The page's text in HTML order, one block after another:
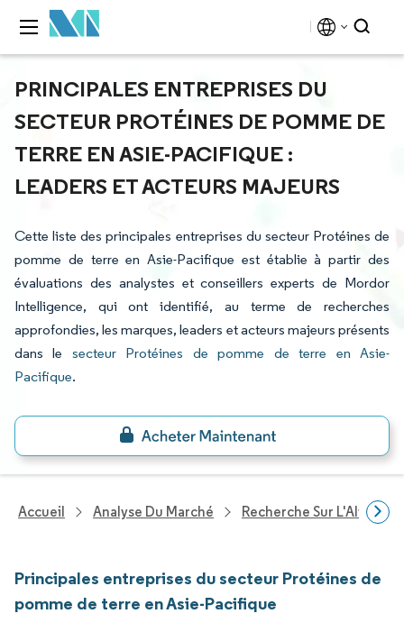
PRINCIPALES ENTREPRISES DU
SECTEUR PROTÉINES DE POMME DE
TERRE EN ASIE-PACIFIQUE :
LEADERS ET ACTEURS MAJEURS
Cette liste des principales entreprises du secteur Protéines de
pomme de terre en Asie-Pacifique est établie à partir des
évaluations des analystes et conseillers experts de Mordor
Intelligence, qui ont identifié, au terme de recherches
approfondies, les marques, leaders et acteurs majeurs présents
dans le secteur Protéines de pomme de terre en Asie-
Pacifique.
Accueil Analyse Du Marché Recherche Sur
Principales entreprises du secteur Protéines de
pomme de terre en Asie-Pacifique